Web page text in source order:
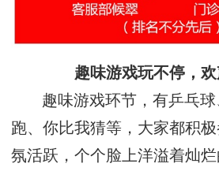
趣味游戏玩不停，
趣味游戏环节，有乒乓
跑、你比我猜等，大家都积
氛活跃，个个脸上洋溢着灿